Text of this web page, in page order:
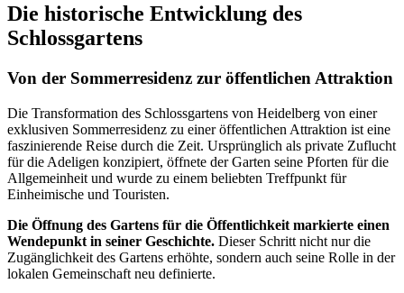
Die historische Entwicklung des
Schlossgartens
Von der Sommerresidenz zur öffentlichen Attraktion
Die Transformation des Schlossgartens von Heidelberg von einer
exklusiven Sommerresidenz zu einer öffentlichen Attraktion ist eine
faszinierende Reise durch die Zeit. Ursprünglich als private Zuflucht
für die Adeligen konzipiert, öffnete der Garten seine Pforten für die
Allgemeinheit und wurde zu einem beliebten Treffpunkt für
Einheimische und Touristen.
Die Öffnung des Gartens für die Öffentlichkeit markierte einen
Wendepunkt in seiner Geschichte. Dieser Schritt nicht nur die
Zugänglichkeit des Gartens erhöhte, sondern auch seine Rolle in der
lokalen Gemeinschaft neu definierte.